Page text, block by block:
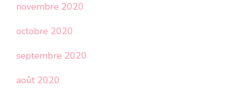
novembre 2020
octobre 2020
septembre 2020
août 2020